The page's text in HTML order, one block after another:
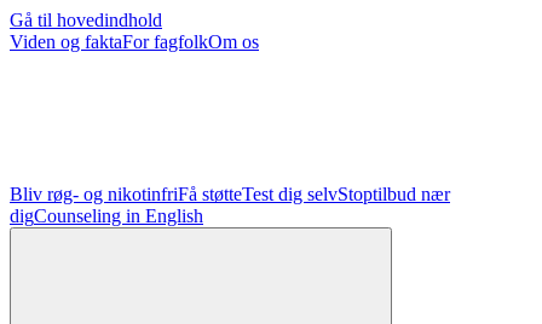
Gå til hovedindhold
Viden og faktaFor fagfolkOm os
Bliv røg- og nikotinfriFå støtteTest dig selvStoptilbud nær
digCounseling in English